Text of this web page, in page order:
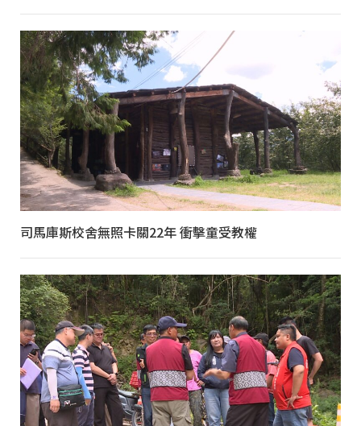
司馬庫斯校舍無照卡關22年 衝擊童受教權